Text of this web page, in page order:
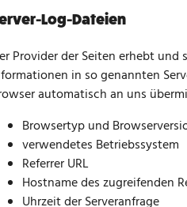
Log-Dateien
Provider der Seiten erhebt
in so genannten
automatisch an uns
Browsertyp und
verwendetes Betriebssystem
Referrer URL
Hostname des zugreifenden
Uhrzeit der Serveranfrage